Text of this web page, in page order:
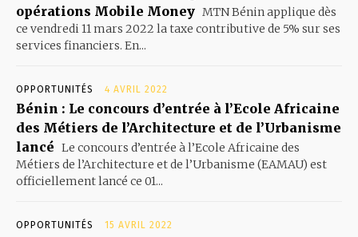
opérations Mobile Money MTN Bénin applique dès
ce vendredi 11 mars 2022 la taxe contributive de 5% sur ses
services financiers. En...
OPPORTUNITÉS 4 AVRIL 2022
Bénin : Le concours d’entrée à l’Ecole Africaine
des Métiers de l’Architecture et de l’Urbanisme
lancé Le concours d’entrée à l’Ecole Africaine des
Métiers de l’Architecture et de l’Urbanisme (EAMAU) est
officiellement lancé ce 01...
OPPORTUNITÉS 15 AVRIL 2022